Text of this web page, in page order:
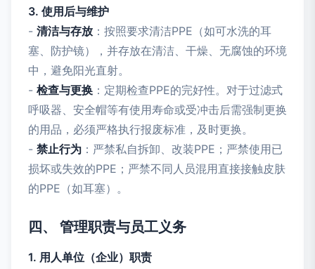
3. 使用后与维护
- 清洁与存放 ：按照要求清洁PPE（如可水洗的耳
塞、防护镜），并存放在清洁、干燥、无腐蚀的环境
中，避免阳光直射。
- 检查与更换 ：定期检查PPE的完好性。对于过滤式
呼吸器、安全帽等有使用寿命或受冲击后需强制更换
的用品，必须严格执行报废标准，及时更换。
- 禁止行为 ：严禁私自拆卸、改装PPE；严禁使用已
损坏或失效的PPE；严禁不同人员混用直接接触皮肤
的PPE（如耳塞）。
四、 管理职责与员工义务
1. 用人单位（企业）职责